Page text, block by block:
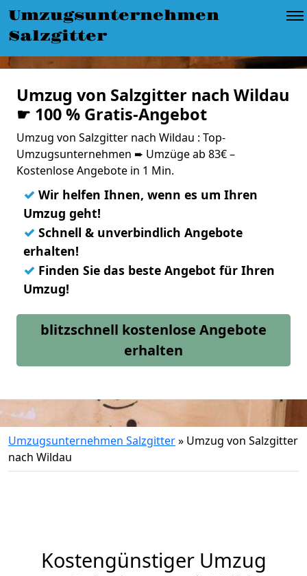
Umzugsunternehmen
Salzgitter
Umzug von Salzgitter nach Wildau
☛ 100 % Gratis-Angebot
Umzug von Salzgitter nach Wildau : Top-
Umzugsunternehmen ➨ Umzüge ab 83€ –
Kostenlose Angebote in 1 Min.
✓ Wir helfen Ihnen, wenn es um Ihren
Umzug geht!
✓ Schnell & unverbindlich Angebote
erhalten!
✓ Finden Sie das beste Angebot für Ihren
Umzug!
blitzschnell kostenlose Angebote
erhalten
Umzugsunternehmen Salzgitter» Umzug von Salzgitter
nach Wildau
Kostengünstiger Umzug